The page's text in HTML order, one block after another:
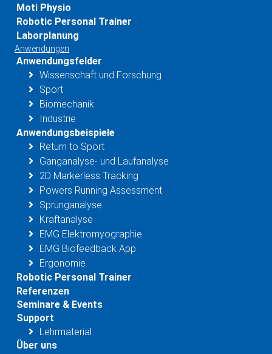
Moti Physio
Robotic Personal Trainer
Laborplanung
Anwendungen
Anwendungsfelder
Wissenschaft und Forschung
Sport
Biomechanik
Industrie
Anwendungsbeispiele
Return to Sport
Ganganalyse- und Laufanalyse
2D Markerless Tracking
Powers Running Assessment
Sprunganalyse
Kraftanalyse
EMG Elektromyographie
EMG Biofeedback App
Ergonomie
Robotic Personal Trainer
Referenzen
Seminare & Events
Support
Lehrmaterial
Über uns